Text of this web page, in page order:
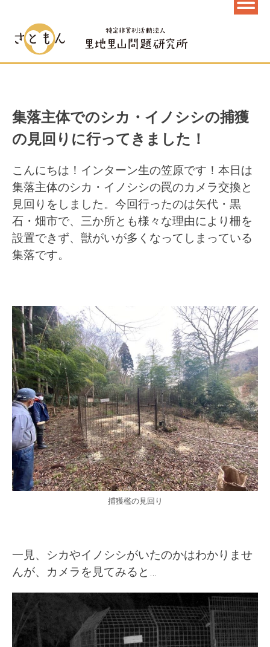
集落主体でのシカ・イノシシの捕獲
の見回りに行ってきました！
こんにちは！インターン生の笠原です！本日は
集落主体のシカ・イノシシの罠のカメラ交換と
見回りをしました。今回行ったのは矢代・黒
石・畑市で、三か所とも様々な理由により柵を
設置できず、獣がいが多くなってしまっている
集落です。
捕獲檻の見回り
一見、シカやイノシシがいたのかはわかりませ
んが、カメラを見てみると…